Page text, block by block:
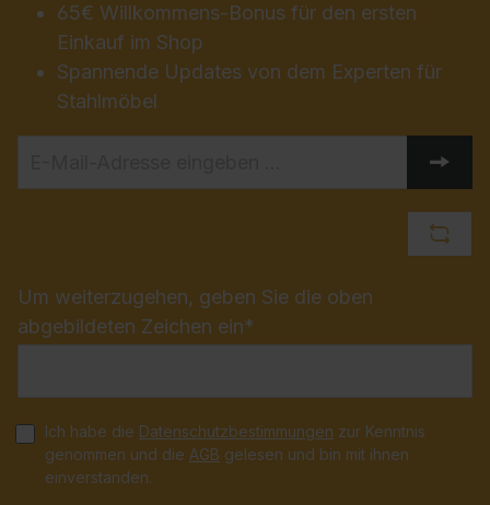
65€ Willkommens-Bonus für den ersten
Einkauf im Shop
Spannende Updates von dem Experten für
Stahlmöbel
Um weiterzugehen, geben Sie die oben
abgebildeten Zeichen ein*
Ich habe die Datenschutzbestimmungen zur Kenntnis
genommen und die AGB gelesen und bin mit ihnen
einverstanden.